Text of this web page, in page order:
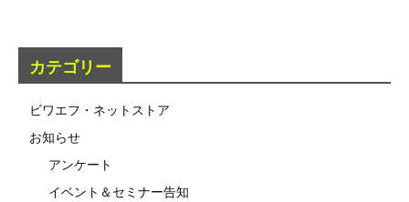
カテゴリー
ビワエフ・ネットストア
お知らせ
アンケート
イベント＆セミナー告知